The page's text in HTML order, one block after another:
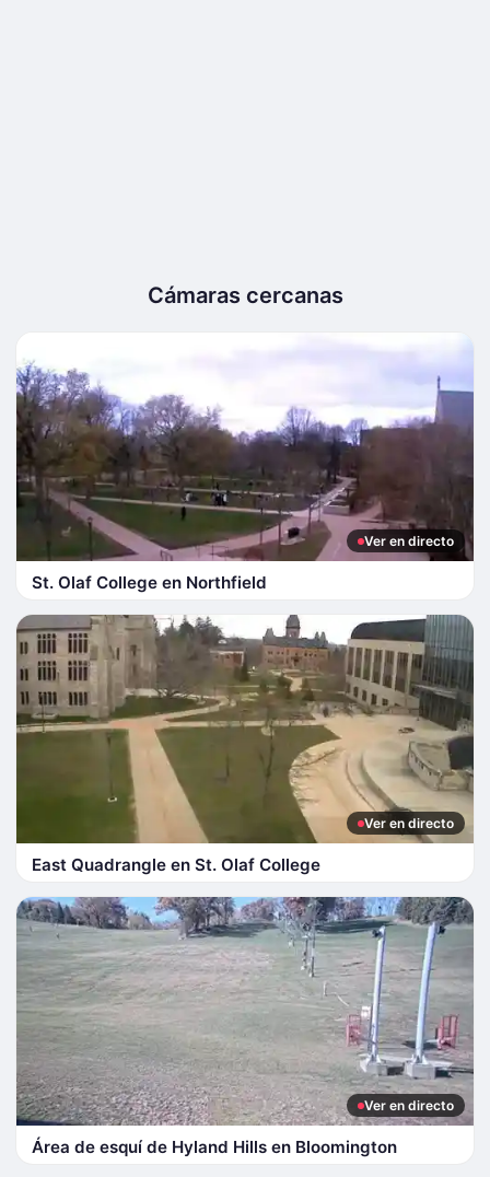
Cámaras cercanas
Ver en directo
St. Olaf College en Northfield
Ver en directo
East Quadrangle en St. Olaf College
Ver en directo
Área de esquí de Hyland Hills en Bloomington